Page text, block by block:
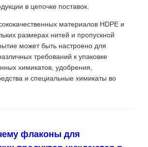
в цепочке поставок.
материалов HDPE и
размерах нитей и пропускной
может быть настроено для
требований к упаковке
химикатов, удобрения,
и специальные химикаты во
флаконы для